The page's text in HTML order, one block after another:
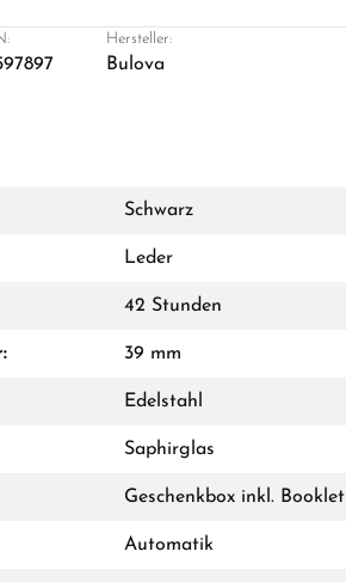
Hersteller:
Bulova
Schwarz
Leder
42 Stunden
39 mm
Edelstahl
Saphirglas
Geschenkbox inkl. Booklet
Automatik